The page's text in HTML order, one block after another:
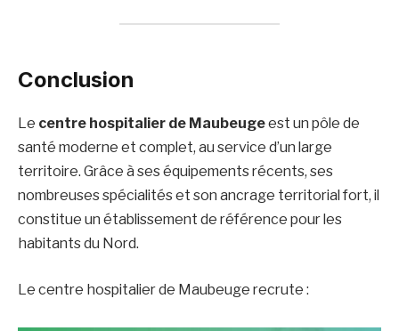
Conclusion
Le centre hospitalier de Maubeugeest un pôle de
santé moderne et complet, au service d’un large
territoire. Grâce à ses équipements récents, ses
nombreuses spécialités et son ancrage territorial fort, il
constitue un établissement de référence pour les
habitants du Nord.
Le centre hospitalier de Maubeuge recrute :